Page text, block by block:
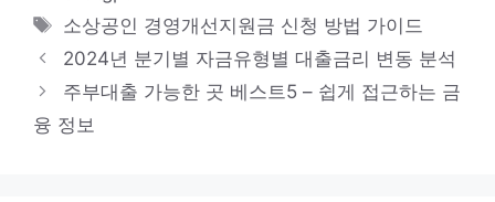
테
리
태
그
소상공인 경영개선지원금 신청 방법 가이드
2024년 분기별 자금유형별 대출금리 변동 분석
주부대출 가능한 곳 베스트5 – 쉽게 접근하는 금
융 정보